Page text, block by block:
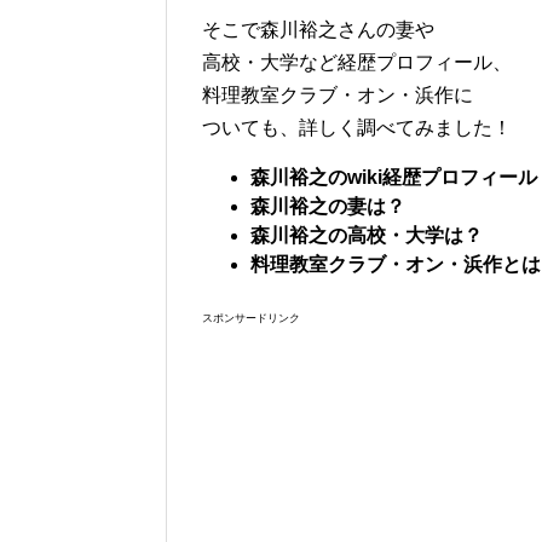
そこで森川裕之さんの妻や
高校・大学など経歴プロフィール、
料理教室クラブ・オン・浜作に
ついても、詳しく調べてみました！
森川裕之のwiki経歴プロフィール
森川裕之の妻は？
森川裕之の高校・大学は？
料理教室クラブ・オン・浜作と
スポンサードリンク